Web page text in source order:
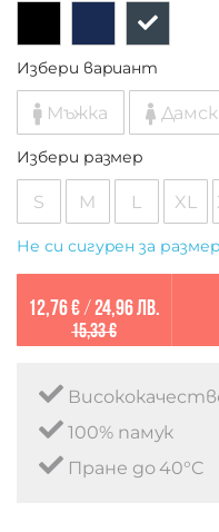
Избери вариант
Мъжка
Избери размер
S M L XL
Не си сигурен за
12,76 €/ 24,96 лв.
15,33 €
100% памук
Пране до 40°C